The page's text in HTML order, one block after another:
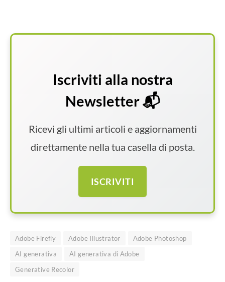
Iscriviti alla nostra
Newsletter 📬
Ricevi gli ultimi articoli e aggiornamenti
direttamente nella tua casella di posta.
ISCRIVITI
Adobe Firefly Adobe Illustrator
Adobe Photoshop
AI generativa
AI generativa di Adobe
Generative Recolor